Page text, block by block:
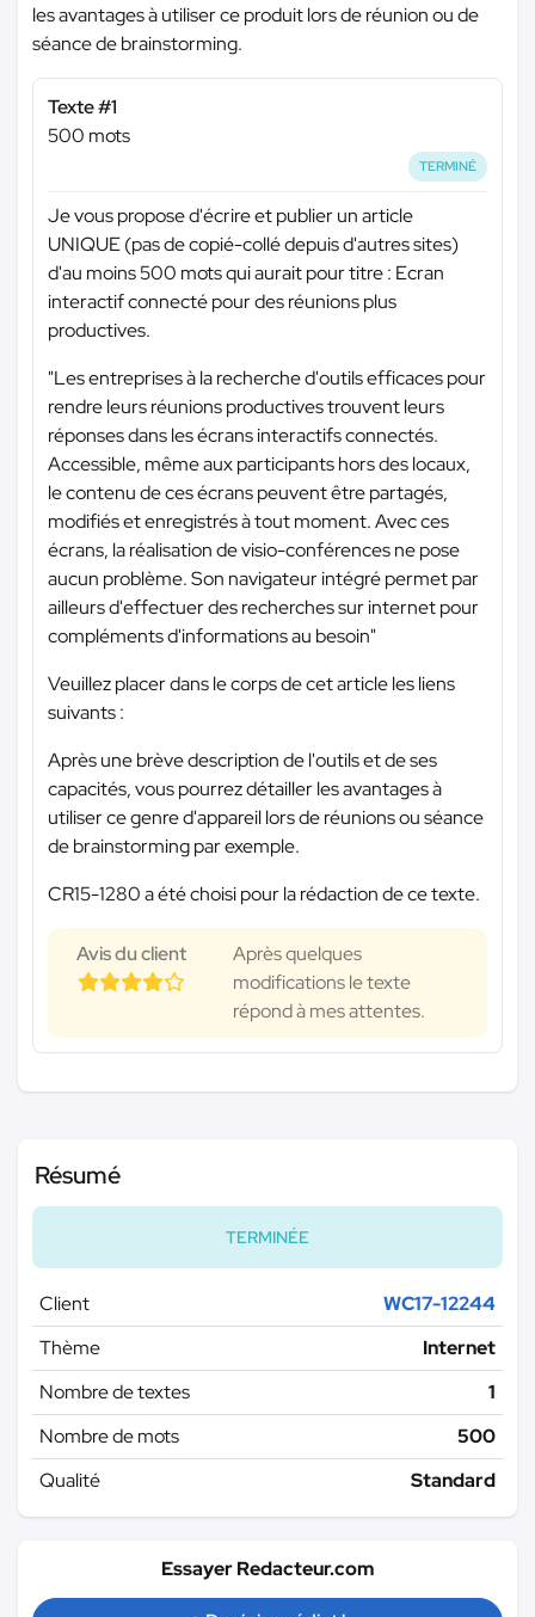
les avantages à utiliser ce produit lors de réunion ou de
séance de brainstorming.
Texte #1
500 mots
TERMINÉ
Je vous propose d'écrire et publier un article
UNIQUE (pas de copié-collé depuis d'autres sites)
d'au moins 500 mots qui aurait pour titre : Ecran
interactif connecté pour des réunions plus
productives.
"Les entreprises à la recherche d'outils efficaces pour
rendre leurs réunions productives trouvent leurs
réponses dans les écrans interactifs connectés.
Accessible, même aux participants hors des locaux,
le contenu de ces écrans peuvent être partagés,
modifiés et enregistrés à tout moment. Avec ces
écrans, la réalisation de visio-conférences ne pose
aucun problème. Son navigateur intégré permet par
ailleurs d'effectuer des recherches sur internet pour
compléments d'informations au besoin"
Veuillez placer dans le corps de cet article les liens
suivants :
Après une brève description de l'outils et de ses
capacités, vous pourrez détailler les avantages à
utiliser ce genre d'appareil lors de réunions ou séance
de brainstorming par exemple.
CR15-1280 a été choisi pour la rédaction de ce texte.
Avis du client
Après quelques
modifications le texte
répond à mes attentes.
Résumé
TERMINÉE
Client
WC17-12244
Thème
Internet
Nombre de textes
1
Nombre de mots
500
Qualité
Standard
Essayer Redacteur.com